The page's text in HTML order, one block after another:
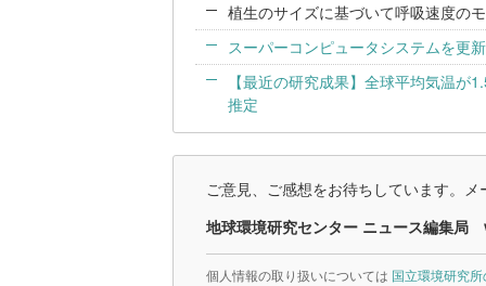
植生のサイズに基づいて呼吸速度の
スーパーコンピュータシステムを更
【最近の研究成果】全球平均気温が
推定
ご意見、ご感想をお待ちしています。
地球環境研究センター ニュース編集局
個人情報の取り扱いについては 国立環境研究